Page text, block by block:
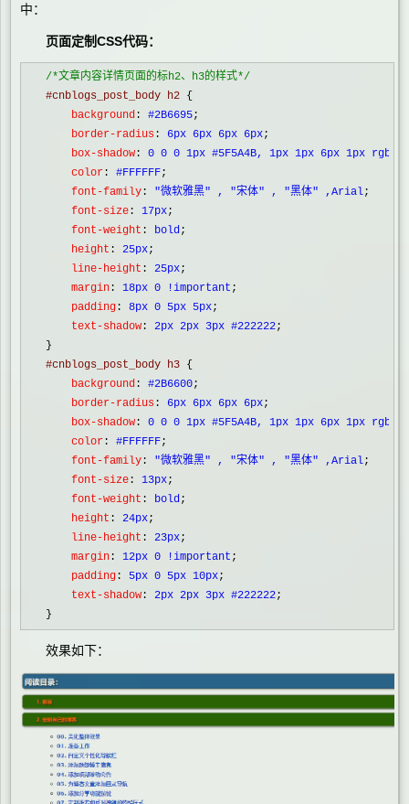
中：
页面定制CSS代码：
/*文章内容详情页面的标h2、h3的样式*/
#cnblogs_post_body h2 {
    background
: #2B6695;
    border-radius
: 6px 6px 6px 6px;
    box-shadow
:
0 0 0 1px #5F5A4B, 1px 1px 6px 1px
    color
: #FFFFFF;
    font-family
: "微软雅黑" , "宋体" , "黑体" ,Arial;
    font-size
: 17px;
    font-weight
: bold ;
    height
: 25px;
    line-height
: 25px;
    margin
: 18px 0 !important ;
    padding
: 8px 0 5px 5px;
    text-shadow
: 2px 2px 3px #222222;
}
#cnblogs_post_body h3 {
    background
: #2B6600;
    border-radius
: 6px 6px 6px 6px;
    box-shadow
:
0 0 0 1px #5F5A4B, 1px 1px 6px 1px
    color
: #FFFFFF;
    font-family
: "微软雅黑" , "宋体" , "黑体" ,Arial;
    font-size
: 13px;
    font-weight
: bold ;
    height
: 24px;
    line-height
: 23px;
    margin
: 12px 0 !important ;
    padding
: 5px 0 5px 10px;
    text-shadow
: 2px 2px 3px #222222;
}
效果如下：